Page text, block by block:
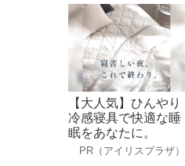
【大人気】ひんやり
冷感寝具で快適な睡
眠をあなたに。
PR（アイリスプラザ）